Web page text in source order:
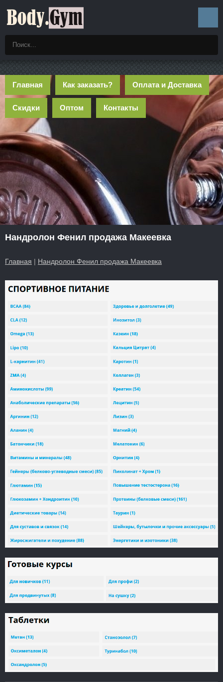
Главная Как заказать? Оплата и Доставка
Скидки Оптом Контакты
Нандролон Фенил продажа Макеевка
Главная | Нандролон Фенил продажа Макеевка